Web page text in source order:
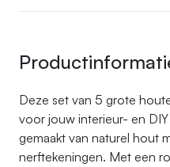
Deze set van 5 grote
voor jouw interieur- en
gemaakt van naturel hout
nerftekeningen. Met een